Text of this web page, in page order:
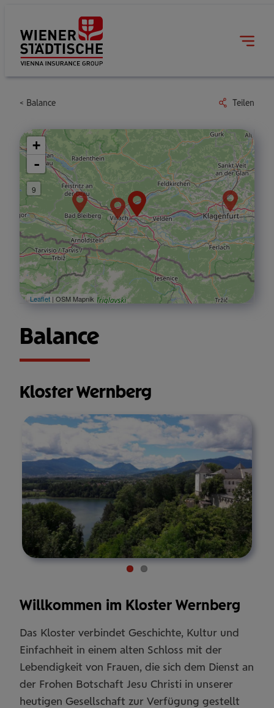
Balance Teilen
+
-
9
Leaflet| OSM Mapnik
Balance
Kloster Wernberg
Willkommen im Kloster Wernberg
Das Kloster verbindet Geschichte, Kultur und
Einfachheit in einem alten Schloss mit der
Lebendigkeit von Frauen, die sich dem Dienst an
der Frohen Botschaft Jesu Christi in unserer
heutigen Gesellschaft zur Verfügung gestellt